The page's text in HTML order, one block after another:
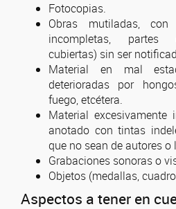
Fotocopias.
Obras mutiladas,
incompletas, partes
cubiertas) sin ser
Material en mal
deterioradas por
fuego, etcétera.
Material excesivamente
anotado con tintas
que no sean de autores o
Grabaciones sonoras o
Objetos (medallas,
Aspectos a tener en